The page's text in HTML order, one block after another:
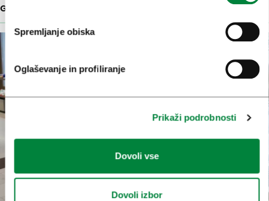
Spremljanje obiska
Oglaševanje in profiliranje
Prikaži podrobnosti
Dovoli vse
Dovoli izbor
GALERIJE